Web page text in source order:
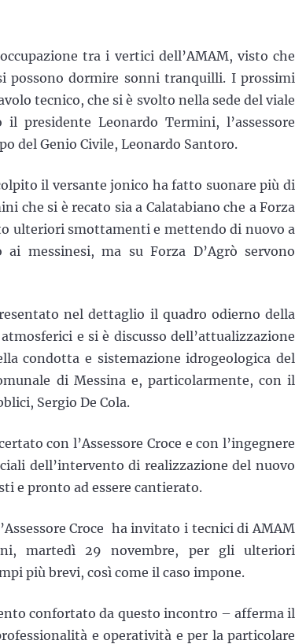
tra i vertici dell’AMAM, visto che
possono dormire sonni tranquilli. I prossimi
tecnico, che si è svolto nella sede del viale
presidente Leonardo Termini, l’assessore
del Genio Civile, Leonardo Santoro.
il versante jonico ha fatto suonare più di
che si è recato sia a Calatabiano che a Forza
ulteriori smottamenti e mettendo di nuovo a
messinesi, ma su Forza D’Agrò servono
nel dettaglio il quadro odierno della
e si è discusso dell’attualizzazione
condotta e sistemazione idrogeologica del
di Messina e, particolarmente, con il
Sergio De Cola.
con l’Assessore Croce e con l’ingegnere
dell’intervento di realizzazione del nuovo
e pronto ad essere cantierato.
Croce ha invitato i tecnici di AMAM
martedì 29 novembre, per gli ulteriori
più brevi, così come il caso impone.
confortato da questo incontro – afferma il
e operatività e per la particolare